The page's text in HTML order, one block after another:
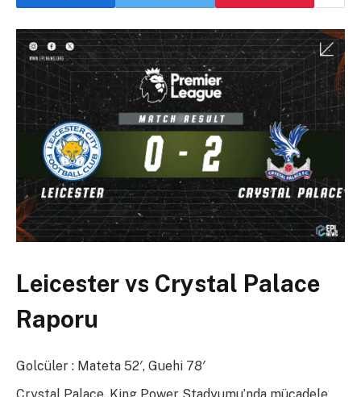
Leicester vs Crystal Palace
Raporu
Golcüler : Mateta 52′, Guehi 78′